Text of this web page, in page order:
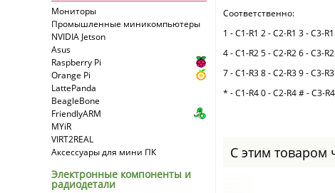
Мониторы
Промышленные миникомпьютеры
NVIDIA Jetson
Asus
Raspberry Pi
Orange Pi
LattePanda
BeagleBone
FriendlyARM
MYiR
VIRT2REAL
Аксессуары для мини ПК
Электронные компоненты и
радиодетали
Соответственно:
1 - C1-R1 2 - C2-R1 3 - C3-
4 - C1-R2 5 - C2-R2 6 - C3-
7 - C1-R3 8 - C2-R3 9 - C3-
* - C1-R4 0 - C2-R4 # - C3-
С этим товаром